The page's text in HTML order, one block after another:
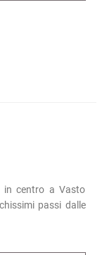
in centro a Vasto
passi dalle